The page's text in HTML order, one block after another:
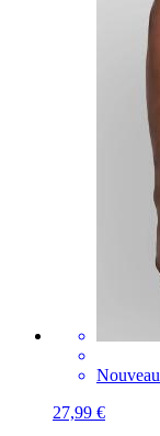
Nouveau
27,99 €